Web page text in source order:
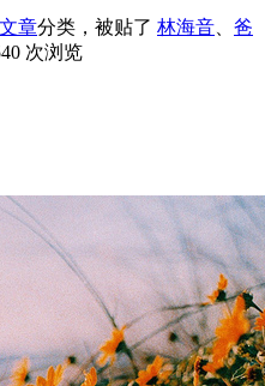
文章分类，被贴了 林海音
爸
次浏览